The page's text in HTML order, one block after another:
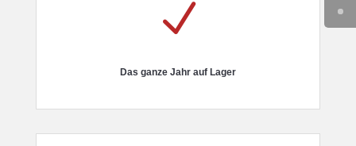
N
Das ganze Jahr auf Lager